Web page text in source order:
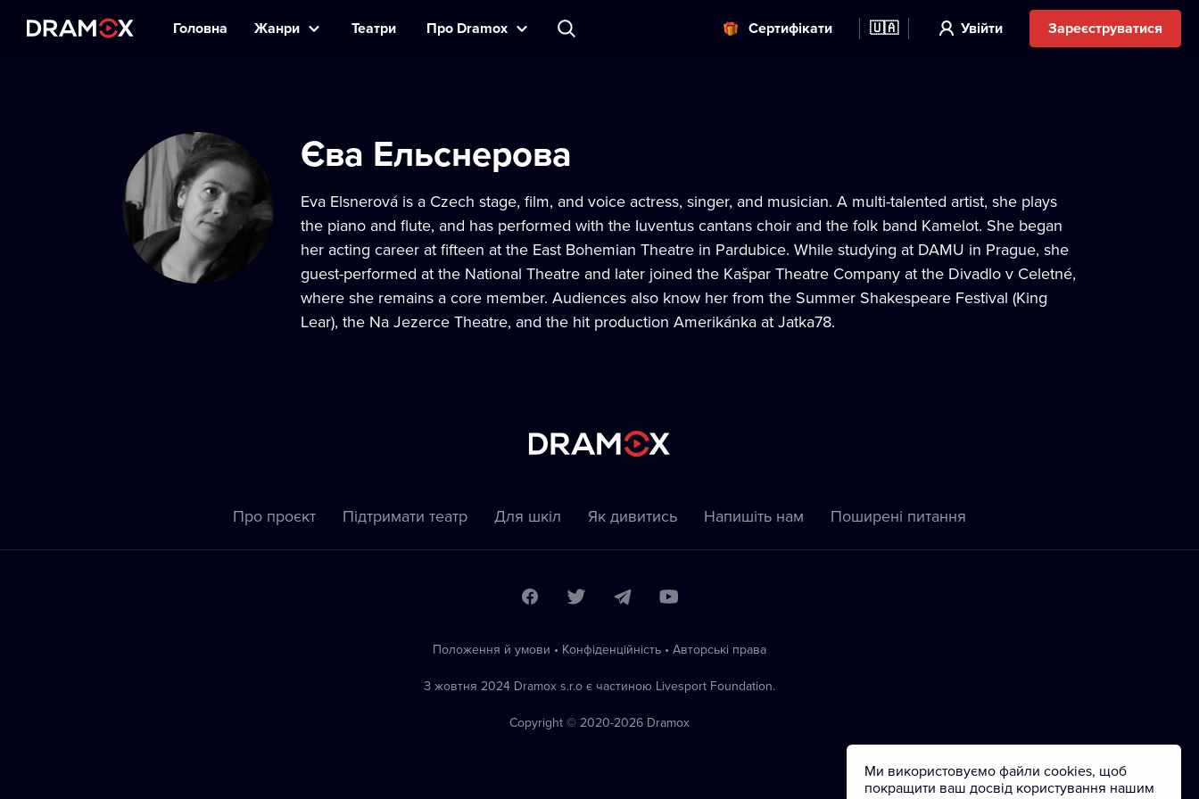
Головна Жанри Театри Прo Dramox Cертифікати 🇺🇦 Увійти Зареєструватися
Єва Ельснерова
Eva Elsnerová is a Czech stage, film, and voice actress, singer, and musician. A multi-talented artist, she plays
the piano and flute, and has performed with the Iuventus cantans choir and the folk band Kamelot. She began
her acting career at fifteen at the East Bohemian Theatre in Pardubice. While studying at DAMU in Prague, she
guest-performed at the National Theatre and later joined the Kašpar Theatre Company at the Divadlo v Celetné,
where she remains a core member. Audiences also know her from the Summer Shakespeare Festival (King
Lear), the Na Jezerce Theatre, and the hit production Amerikánka at Jatka78.
Про проєкт Підтримати театр Для шкіл Як дивитись Напишіть нам Пoширені питання
Положення й умови • Конфіденційність • Автoрські права
З жовтня 2024 Dramox s.r.o є частиною Livesport Foundation.
Copyright © 2020-2026 Dramox
Ми використовуємо файли cookies, щоб
покращити ваш досвід користування нашим